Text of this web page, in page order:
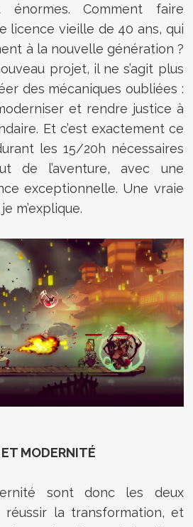
énormes. Comment faire
licence vieille de 40 ans, qui
à la nouvelle génération ?
projet, il ne s’agit plus
des mécaniques oubliées :
et rendre justice à
Et c’est exactement ce
les 15/20h nécessaires
de l’aventure, avec une
exceptionnelle. Une vraie
m’explique.
MODERNITÉ
sont donc les deux
réussir la transformation, et